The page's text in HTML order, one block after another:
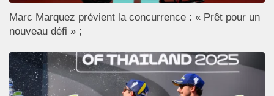
Marc Marquez prévient la concurrence : « Prêt pour un
nouveau défi » ;